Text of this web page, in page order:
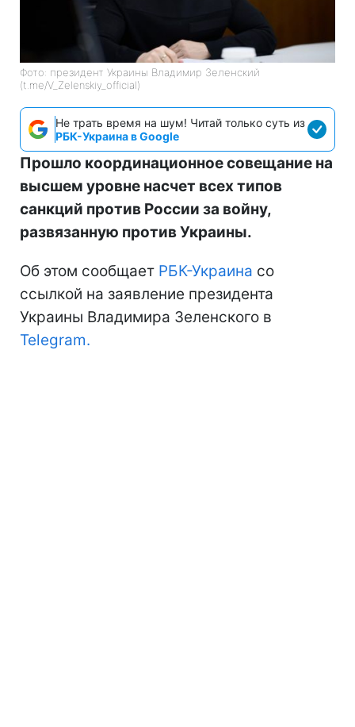
Фото: президент Украины Владимир Зеленский
(t.me/V_Zelenskiy_official)
Не трать время на шум! Читай только суть из
РБК-Украина в Google
Прошло координационное совещание на
высшем уровне насчет всех типов
санкций против России за войну,
развязанную против Украины.
Об этом сообщает РБК-Украина со
ссылкой на заявление президента
Украины Владимира Зеленского в
Telegram.